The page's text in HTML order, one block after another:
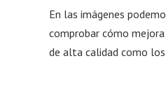
En las imágenes
comprobar cómo
de alta calidad como